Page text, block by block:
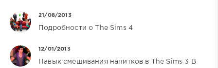
21/08/2013
Подробности о The Sims 4
12/01/2013
Навык смешивания напитков в The Sims 3 В